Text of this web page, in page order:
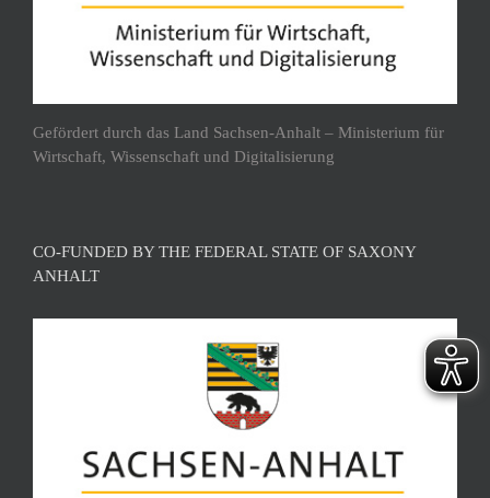
Gefördert durch das Land Sachsen-Anhalt – Ministerium für
Wirtschaft, Wissenschaft und Digitalisierung
CO-FUNDED BY THE FEDERAL STATE OF SAXONY
ANHALT